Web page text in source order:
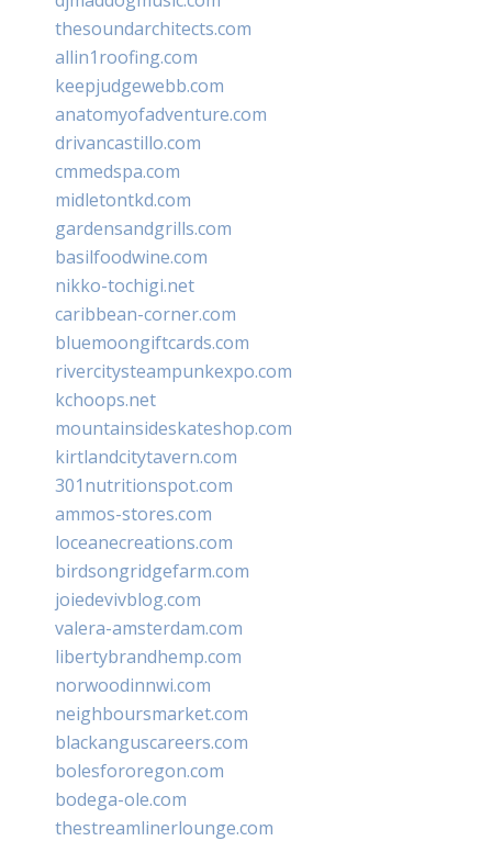
thesoundarchitects.com
allin1roofing.com
keepjudgewebb.com
anatomyofadventure.com
drivancastillo.com
cmmedspa.com
midletontkd.com
gardensandgrills.com
basilfoodwine.com
nikko-tochigi.net
caribbean-corner.com
bluemoongiftcards.com
rivercitysteampunkexpo.com
kchoops.net
mountainsideskateshop.com
kirtlandcitytavern.com
301nutritionspot.com
ammos-stores.com
loceanecreations.com
birdsongridgefarm.com
joiedevivblog.com
valera-amsterdam.com
libertybrandhemp.com
norwoodinnwi.com
neighboursmarket.com
blackanguscareers.com
bolesfororegon.com
bodega-ole.com
thestreamlinerlounge.com